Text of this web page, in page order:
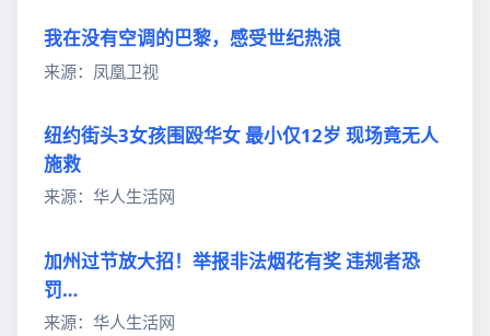
我在没有空调的巴黎，感受世纪热浪
来源：凤凰卫视
纽约街头3女孩围殴华女 最小仅12岁 现场竟无人
施救
来源：华人生活网
加州过节放大招！举报非法烟花有奖 违规者恐
罚…
来源：华人生活网